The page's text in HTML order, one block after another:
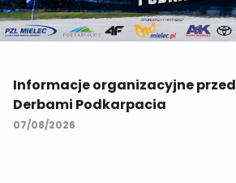
Informacje organizacyjne przed
Derbami Podkarpacia
07/08/2026